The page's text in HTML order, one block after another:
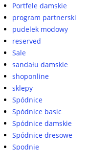
Portfele damskie
program partnerski
pudelek modowy
reserved
Sale
sandału damskie
shoponline
sklepy
Spódnice
Spódnice basic
Spódnice damskie
Spódnice dresowe
Spodnie